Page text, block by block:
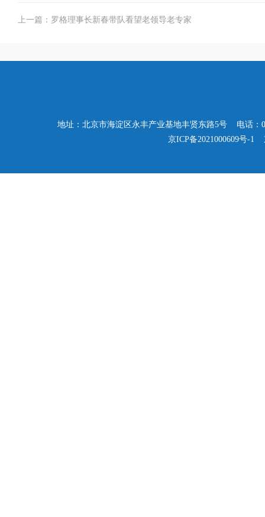
上一篇：罗格理事长新春带队看望老领导老专家
地址：北京市海淀区永丰产业基地丰贤东路5号 电话：
京ICP备2021000609号-1